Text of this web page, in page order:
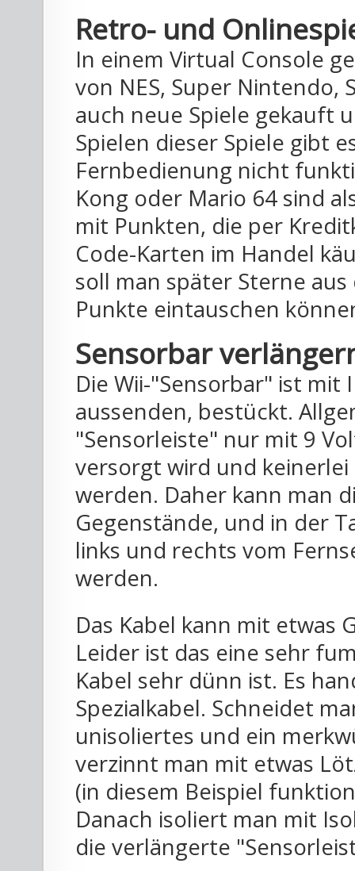
Retro- und
In einem Virtual Console
von NES, Super Nintendo,
auch neue Spiele gekauft
Spielen dieser Spiele gibt
Fernbedienung nicht
Kong oder Mario 64 sind
mit Punkten, die per
Code-Karten im Handel
soll man später Sterne
Punkte eintauschen
Sensorbar
Die Wii-"Sensorbar" ist mit
aussenden, bestückt.
"Sensorleiste" nur mit 9
versorgt wird und
werden. Daher kann man
Gegenstände, und in der
links und rechts vom
werden.
Das Kabel kann mit etwas
Leider ist das eine sehr
Kabel sehr dünn ist. Es
Spezialkabel. Schneidet
unisoliertes und ein
verzinnt man mit etwas
(in diesem Beispiel
Danach isoliert man mit
die verlängerte